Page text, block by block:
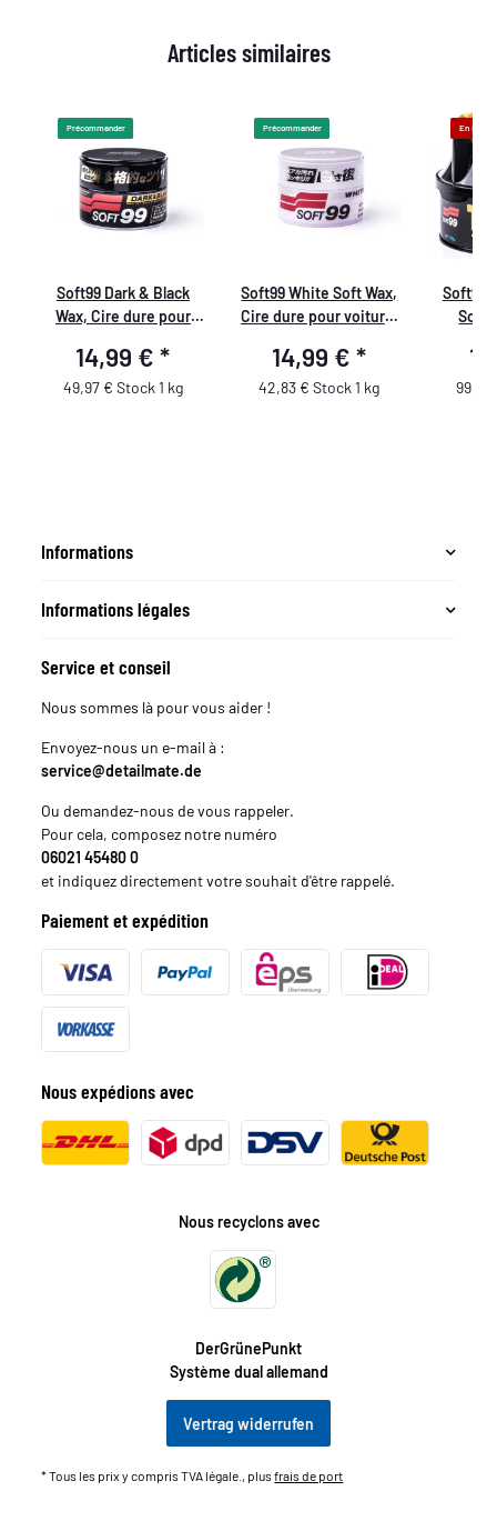
Articles similaires
Précommander
Soft99 Dark & Black
Wax, Cire dure pour
noires/sombres, 300 gr
14,99 €*
49,97 € Stock 1 kg
Précommander
Soft99 White Soft Wax,
Cire dure pour voiture,
voiture
blanches/claires, 350 gr
14,99 €*
42,83 € Stock 1 kg
En stock
Soft99
99,96
Informations
Informations légales
Service et conseil
Nous sommes là pour vous aider !
Envoyez-nous un e-mail à :
service@detailmate.de
Ou demandez-nous de vous rappeler.
Pour cela, composez notre numéro
06021 45480 0
et indiquez directement votre souhait d'être rappelé.
Paiement et expédition
Nous expédions avec
Nous recyclons avec
DerGrünePunkt
Système dual allemand
Vertrag widerrufen
* Tous les prix y compris TVA légale., plusfrais de port